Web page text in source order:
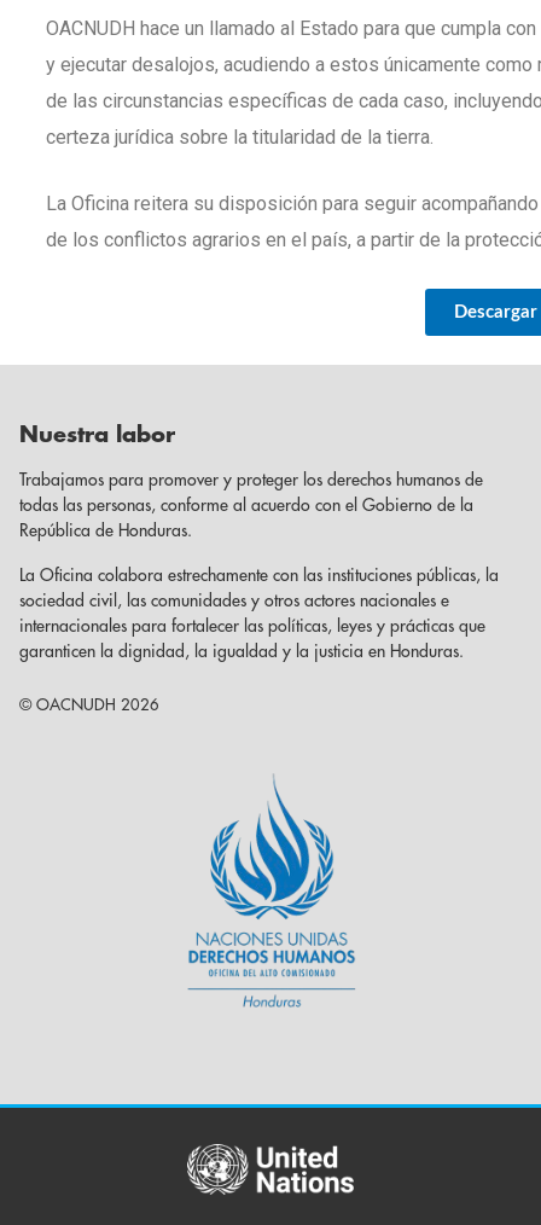
OACNUDH hace un llamado al Estado para que cumpla
y ejecutar desalojos, acudiendo a estos únicamente
de las circunstancias específicas de cada caso,
certeza jurídica sobre la titularidad de la tierra.
La Oficina reitera su disposición para seguir
de los conflictos agrarios en el país, a partir de la
Nuestra labor
Trabajamos para promover y proteger los derechos humanos de
todas las personas, conforme al acuerdo con el Gobierno de la
República de Honduras.
La Oficina colabora estrechamente con las instituciones públicas, la
sociedad civil, las comunidades y otros actores nacionales e
internacionales para fortalecer las políticas, leyes y prácticas que
garanticen la dignidad, la igualdad y la justicia en Honduras.
© OACNUDH 2026